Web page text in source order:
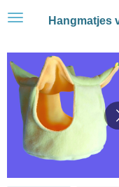
Ga
hoofdinhoud
Hangmatjes